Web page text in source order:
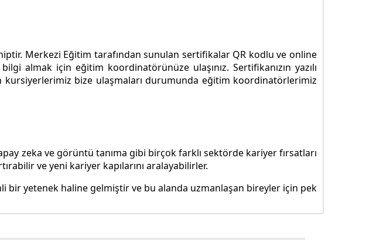
Merkezi Eğitim tarafından sunulan sertifikalar QR kodlu ve online
almak için eğitim koordinatörünüze ulaşınız. Sertifikanızın yazılı
bize ulaşmaları durumunda eğitim koordinatörlerimiz
zeka ve görüntü tanıma gibi birçok farklı sektörde kariyer fırsatları
ve yeni kariyer kapılarını aralayabilirler.
bir yetenek haline gelmiştir ve bu alanda uzmanlaşan bireyler için pek